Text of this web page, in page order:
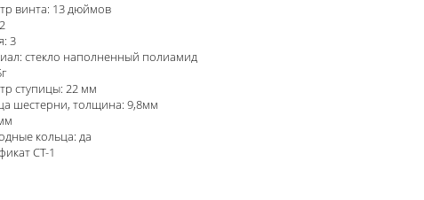
винта: 13 дюймов
3
стекло наполненный полиамид
ступицы: 22 мм
шестерни, толщина: 9,8мм
кольца: да
СТ-1